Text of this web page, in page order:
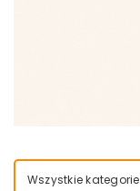
Wszystkie kategorie